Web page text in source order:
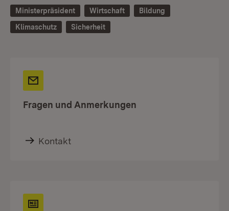
Ministerpräsident
Wirtschaft
Bildung
Klimaschutz
Sicherheit
Fragen und Anmerkungen
Kontakt